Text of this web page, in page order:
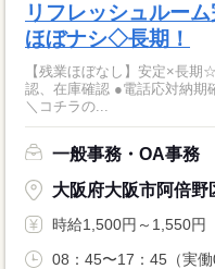
リフレッシュルー
ほぼナシ◇長期！
【残業ほぼなし】安定×長期☆事務のオシ
認、在庫確認 ●電話応対納期
＼コチラの...
一般事務・OA事務
大阪府大阪市阿倍野
時給1,500円～1,550円
08：45〜17：45（実働